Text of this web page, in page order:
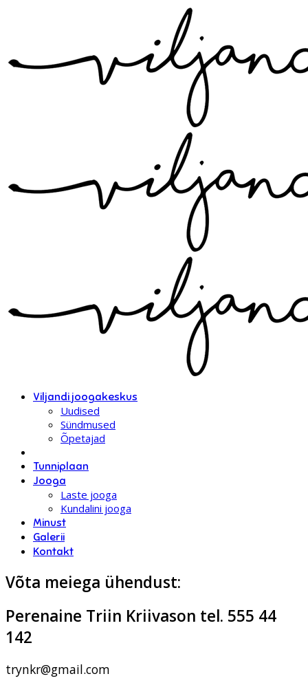
Viljandi joogakeskus
Uudised
Sündmused
Õpetajad
Tunniplaan
Jooga
Laste jooga
Kundalini jooga
Minust
Galerii
Kontakt
Võta meiega ühendust:
Perenaine Triin Kriivason tel. 555 44
142
trynkr@gmail.com